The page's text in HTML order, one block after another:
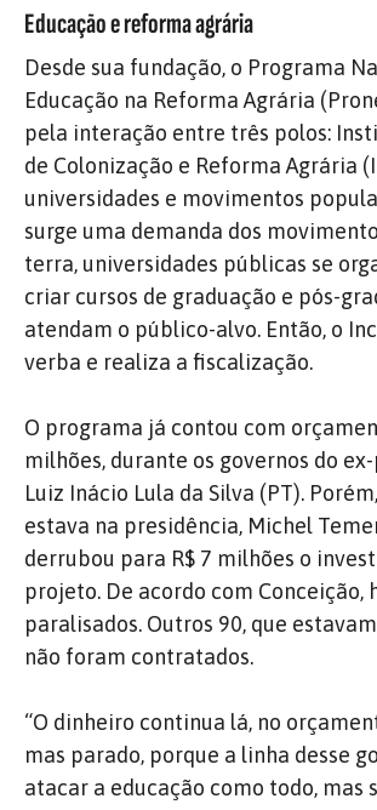
Educação e reforma agrária
Desde sua fundação, o Programa
Educação na Reforma Agrária
pela interação entre três polos:
de Colonização e Reforma Agrária
universidades e movimentos
surge uma demanda dos
terra, universidades públicas se
criar cursos de graduação e pós-
atendam o público-alvo. Então, o
verba e realiza a fiscalização.
O programa já contou com
milhões, durante os governos do
Luiz Inácio Lula da Silva (PT).
estava na presidência, Michel
derrubou para R$ 7 milhões o
projeto. De acordo com Conceição,
paralisados. Outros 90, que
não foram contratados.
“O dinheiro continua lá, no
mas parado, porque a linha desse
atacar a educação como todo, mas